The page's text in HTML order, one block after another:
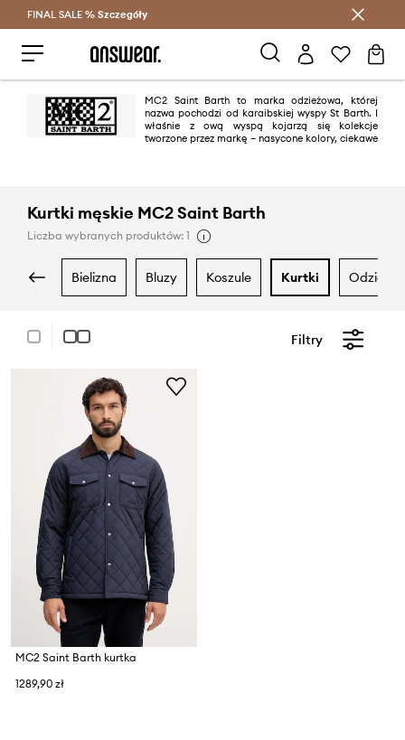
Oszczędzaj z Answear Club >
FINAL SALE % Szczegóły
MC2 Saint Barth to marka odzieżowa, której
nazwa pochodzi od karaibskiej wyspy St Barth. I
właśnie z ową wyspą kojarzą się kolekcje
tworzone przez markę – nasycone kolory, ciekawe
Kurtki męskie MC2 Saint Barth
Liczba wybranych produktów: 1
bielizna bluzy koszule kurtki odzież
Filtry
MC2 Saint Barth kurtka
1289,90 zł